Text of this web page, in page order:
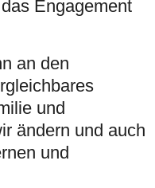
Engagement
an den
und
ändern und auch
und